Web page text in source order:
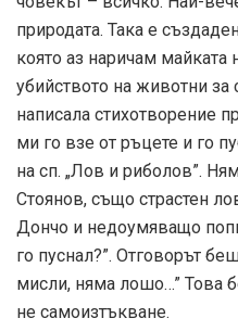
природата. Така е
която аз наричам майката
убийството на животни за
написала стихотворение
ми го взе от ръцете и го
на сп. „Лов и риболов”.
Стоянов, също страстен
Дончо и недоумяващо
го пуснал?”. Отговорът
мисли, няма лошо…” Това
не самоизтъкване.